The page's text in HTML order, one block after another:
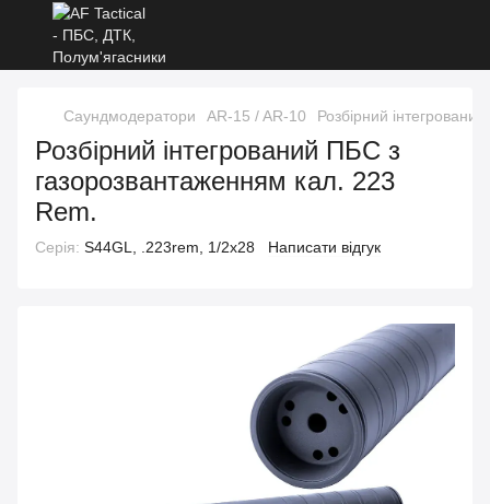
Саундмодератори AR-15 / AR-10 Розбірний
Розбірний інтегрований ПБС з
газорозвантаженням кал. 223
Rem.
Серія: S44GL, .223rem, 1/2x28 Написати відгук